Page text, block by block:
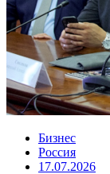
Бизнес
Россия
17.07.2026